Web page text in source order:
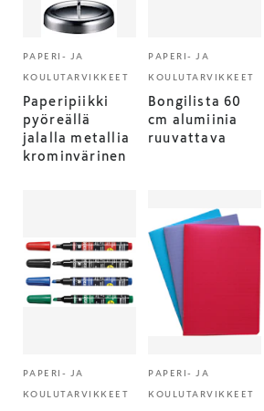
PAPERI- JA
KOULUTARVIKKEET
Paperipiikki
pyöreällä
jalalla metallia
krominvärinen
PAPERI- JA
KOULUTARVIKKEET
Bongilista 60
cm alumiinia
ruuvattava
PAPERI- JA
KOULUTARVIKKEET
PAPERI- JA
KOULUTARVIKKEET